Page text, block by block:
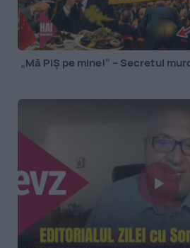
„Mă PIȘ pe mine!” – Secretul